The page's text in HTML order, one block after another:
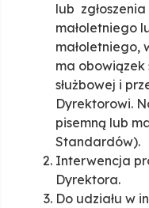
lub
małoletniego
małoletniego,
ma
służbowej i
Dyrektorowi.
pisemną lub
Standardów).
Interwencja
Dyrektora.
Do udziału w